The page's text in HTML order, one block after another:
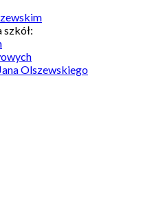
szkół:
Olszewskiego